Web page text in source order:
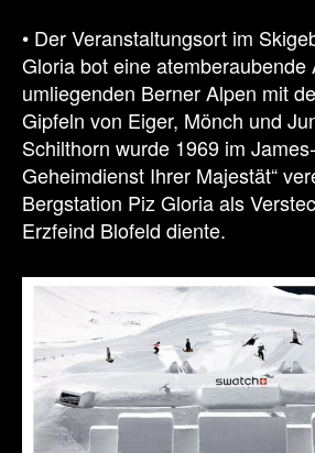
• Der Veranstaltungsort im
Gloria bot eine atemberaubende
umliegenden Berner Alpen mit
Gipfeln von Eiger, Mönch und
Schilthorn wurde 1969 im
Geheimdienst Ihrer Majestät“
Bergstation Piz Gloria als
Erzfeind Blofeld diente.